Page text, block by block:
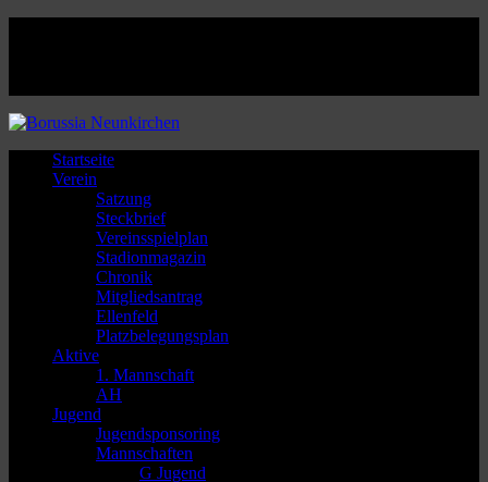
Startseite
Verein
Satzung
Steckbrief
Vereinsspielplan
Stadionmagazin
Chronik
Mitgliedsantrag
Ellenfeld
Platzbelegungsplan
Aktive
1. Mannschaft
AH
Jugend
Jugendsponsoring
Mannschaften
G Jugend